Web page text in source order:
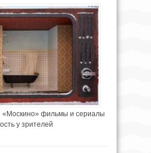
«Москино» фильмы и сериалы
у зрителей